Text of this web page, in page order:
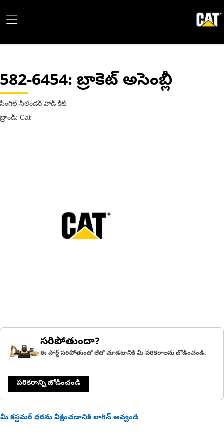
582-6454: బ్రాకెట్ అసెంబ్లీ
సింగిల్ సిలిండర్ హెడ్ కిట్
బ్రాండ్: Cat
సరిపోతుందా?
ఈ పార్ట్ సరిపోతుందో లేదో చూడటానికి మీ పరికరాలను జోడించండి.
పరికరాన్ని జోడించండి
మీ కస్టమర్ ధరను వీక్షించడానికి లాగిన్ అవ్వండి